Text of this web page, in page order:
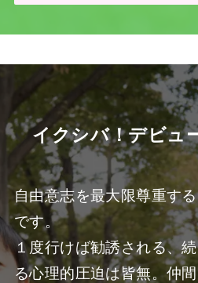
イクシバ！デビュ
自由意志を最大限尊重す
です。
１度行けば勧誘される、
る心理的圧迫は皆無。仲